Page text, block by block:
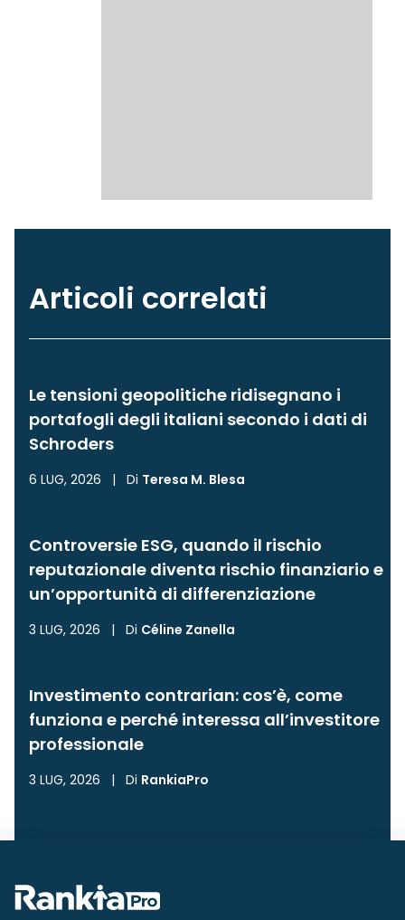
Articoli correlati
Le tensioni geopolitiche ridisegnano i
portafogli degli italiani secondo i dati di
Schroders
6 LUG, 2026 | Di Teresa M. Blesa
Controversie ESG, quando il rischio
reputazionale diventa rischio finanziario e
un’opportunità di differenziazione
3 LUG, 2026 | Di Céline Zanella
Investimento contrarian: cos’è, come
funziona e perché interessa all’investitore
professionale
3 LUG, 2026 | Di RankiaPro